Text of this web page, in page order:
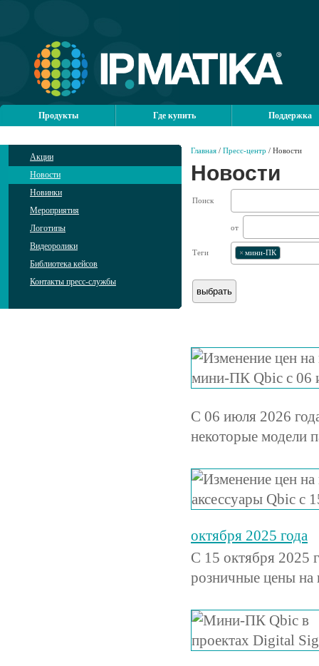
Продукты Где купить Поддержка
Акции
Новости
Новинки
Мероприятия
Логотипы
Видеоролики
Библиотека кейсов
Контакты пресс-службы
Главная / Пресс-центр / Новости
Новости
Поиск
от
Теги × мини-ПК
С 06 июля 2026
некоторые модели
октября 2025 года
С 15 октября 2025
розничные цены